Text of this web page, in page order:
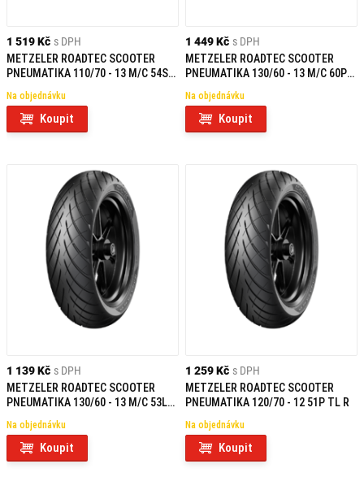
1 519 Kč s DPH
METZELER ROADTEC SCOOTER
PNEUMATIKA 110/70 - 13 M/C 54S
Na objednávku
Koupit
1 449 Kč s DPH
METZELER ROADTEC SCOOTER
PNEUMATIKA 130/60 - 13 M/C 60P
Na objednávku
Koupit
1 139 Kč s DPH
METZELER ROADTEC SCOOTER
PNEUMATIKA 130/60 - 13 M/C 53L
Na objednávku
Koupit
1 259 Kč s DPH
METZELER ROADTEC SCOOTER
PNEUMATIKA 120/70 - 12 51P TL R
Na objednávku
Koupit